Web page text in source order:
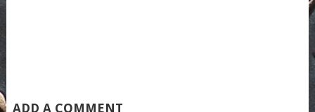
ADD A COMMENT